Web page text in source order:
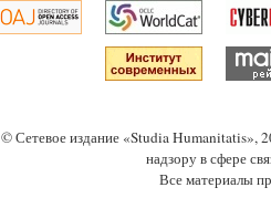
© Сетевое издание «Studia
надзору в сфере
Все материалы